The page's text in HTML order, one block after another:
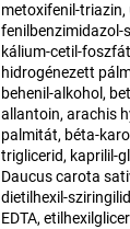
metoxifenil-triazin,
fenilbenzimidazol-
kálium-cetil-
hidrogénezett
behenil-alkohol,
allantoin, arachis
palmitát, béta-
triglicerid, kaprilil-
Daucus carota
dietilhexil-
EDTA,